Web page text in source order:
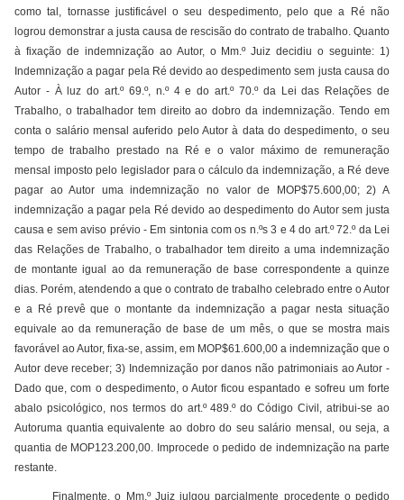
como tal, tornasse justificável o seu despedimento, pelo que a Ré não
logrou demonstrar a justa causa de rescisão do contrato de trabalho. Quanto
à fixação de indemnização ao Autor, o Mm.º Juiz decidiu o seguinte: 1)
Indemnização a pagar pela Ré devido ao despedimento sem justa causa do
Autor - À luz do art.º 69.º, n.º 4 e do art.º 70.º da Lei das Relações de
Trabalho, o trabalhador tem direito ao dobro da indemnização. Tendo em
conta o salário mensal auferido pelo Autor à data do despedimento, o seu
tempo de trabalho prestado na Ré e o valor máximo de remuneração
mensal imposto pelo legislador para o cálculo da indemnização, a Ré deve
pagar ao Autor uma indemnização no valor de MOP$75.600,00; 2) A
indemnização a pagar pela Ré devido ao despedimento do Autor sem justa
causa e sem aviso prévio - Em sintonia com os n.ºs 3 e 4 do art.º 72.º da Lei
das Relações de Trabalho, o trabalhador tem direito a uma indemnização
de montante igual ao da remuneração de base correspondente a quinze
dias. Porém, atendendo a que o contrato de trabalho celebrado entre o Autor
e a Ré prevê que o montante da indemnização a pagar nesta situação
equivale ao da remuneração de base de um mês, o que se mostra mais
favorável ao Autor, fixa-se, assim, em MOP$61.600,00 a indemnização que o
Autor deve receber; 3) Indemnização por danos não patrimoniais ao Autor -
Dado que, com o despedimento, o Autor ficou espantado e sofreu um forte
abalo psicológico, nos termos do art.º 489.º do Código Civil, atribui-se ao
Autoruma quantia equivalente ao dobro do seu salário mensal, ou seja, a
quantia de MOP123.200,00. Improcede o pedido de indemnização na parte
restante.
Finalmente, o Mm.º Juiz julgou parcialmente procedente o pedido